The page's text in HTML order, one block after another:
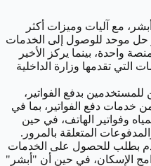
مع آليات وميزات أكثر
حل موحد للوصول إلى الخدمات
واحدة، بينما يركز الأخير
التي تقدمها وزارة الداخلية
بدفع الفواتير،
خدمات دفع الفواتير، بما في
وفواتير الهاتف، في حين
المتعلقة بالمرور.
بطلب للحصول على الخدمات
الإسكان، في حين أن "أبشر"